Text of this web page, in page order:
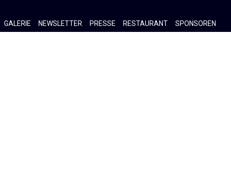
GALERIE NEWSLETTER PRESSE RESTAURANT SPONSOREN